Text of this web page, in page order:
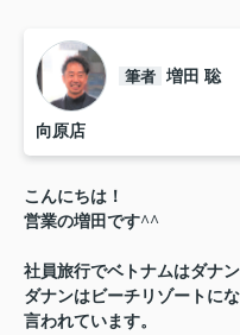
筆者 増田 聡
向原店
こんにちは！
営業の増田です^^
社員旅行でベトナムはダナ
ダナンはビーチリゾートに
言われています。